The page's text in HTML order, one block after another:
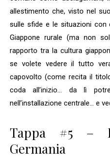
allestimento che, visto nel
sulle sfide e le situazioni
Giappone rurale (ma non
rapporto tra la cultura
se volete vedere il tutto
capovolto (come recita il
coda all’inizio… da lì
nell’installazione centrale… e
Tappa #5 –
Germania